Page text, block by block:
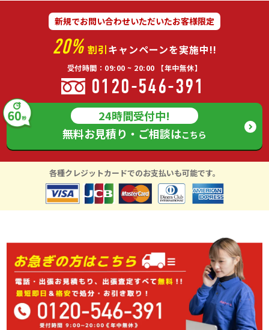
新規でお問い合わせいただいたお客様限定
20% 割引キャンペーンを実施中!!
受付時間：09:00 ~ 20:00 【年中無休】
0120-546-391
24時間受付中!
無料お見積り・ご相談はこちら
各種クレジットカードでのお支払いも可能です。